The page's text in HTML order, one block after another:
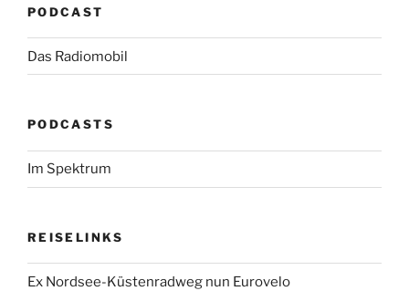
PODCAST
Das Radiomobil
PODCASTS
Im Spektrum
REISELINKS
Ex Nordsee-Küstenradweg nun Eurovelo